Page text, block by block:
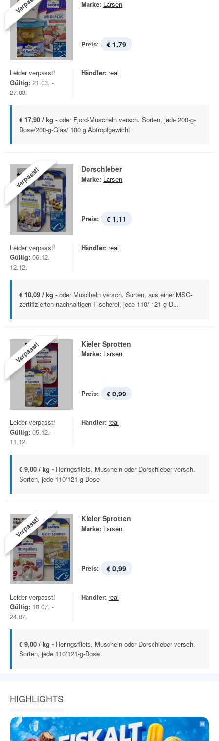
Marke: Larsen
Preis: € 1,79
Leider verpasst!
Gültig: 21.03. -
27.03.
Händler: real
€ 17,90 / kg - oder Fjord-Muscheln versch. Sorten, jede 200-g-
Dose/200-g-Glas/ 100 g Abtropfgewicht
Verpasst! Dorschleber
Marke: Larsen
Preis: € 1,11
Leider verpasst!
Gültig: 06.12. -
12.12.
Händler: real
€ 10,09 / kg - oder Muscheln versch. Sorten, aus einer MSC-
zertifizierten nachhaltigen Fischerei, jede 110/ 121-g-D...
Verpasst! Kieler Sprotten
Marke: Larsen
Preis: € 0,99
Leider verpasst!
Gültig: 05.12. -
11.12.
Händler: real
€ 9,00 / kg - Heringsfilets, Muscheln oder Dorschleber versch.
Sorten, jede 110/121-g-Dose
Verpasst! Kieler Sprotten
Marke: Larsen
Preis: € 0,99
Leider verpasst!
Gültig: 18.07. -
24.07.
Händler: real
€ 9,00 / kg - Heringsfilets, Muscheln oder Dorschleber versch.
Sorten, jede 110/121-g-Dose
HIGHLIGHTS